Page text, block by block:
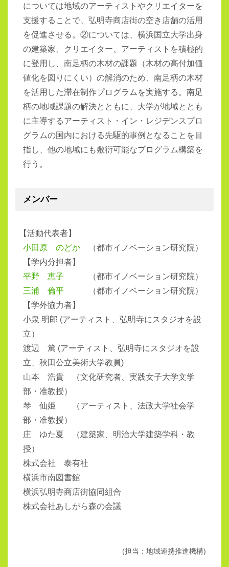
については地域のアーティストやクリエイターを
支援することで、弘明寺商店街の空き店舗の活用
を促進させる。②については、横浜国立大学出身
の建築家、クリエイター、アーティストを積極的
に登用し、南足柄の木材の課題（木材の高付加価
値化を図りにくい）の解消のため、南足柄の木材
を活用した滞在制作プログラムを実施する。南足
柄の地域課題の解決とともに、大学が地域ととも
に主導するアーティスト・イン・レジデンスプロ
グラムの国内における先駆的事例となることを目
指し、他の地域にも敷衍可能なプログラム構築を
行う。
メンバー
【活動代表者】
小田原 のどか （都市イノベーション研究院）
【学内分担者】
平野 恵子 （都市イノベーション研究院）
三浦 倫平 （都市イノベーション研究院）
【学外協力者】
小泉 明郎 (アーティスト、弘明寺にスタジオを設
立）
渡辺 篤 (アーティスト、弘明寺にスタジオを設
立、秋田公立美術大学教員)
山本 浩貴 （文化研究者、実践女子大学文学
部・准教授）
琴 仙姫 （アーティスト、法政大学社会学
部・准教授）
庄 ゆた夏 （建築家、明治大学建築学科・教
授）
株式会社 泰有社
横浜市南図書館
横浜弘明寺商店街協同組合
株式会社あしがら森の会議
(担当：地域連携推進機構)